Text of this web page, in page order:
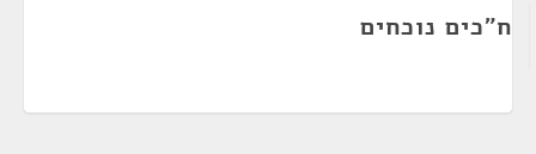
ח"כים נוכחים